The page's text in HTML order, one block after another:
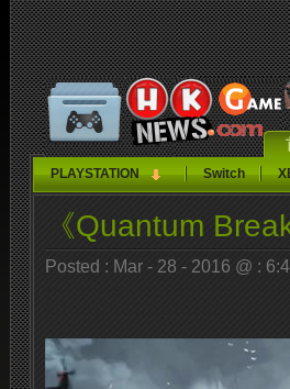
PLAYSTATION Switch
《Quantum
Posted : Mar - 28 - 2016 @ :